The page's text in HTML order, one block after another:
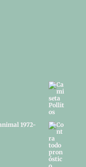
1972-